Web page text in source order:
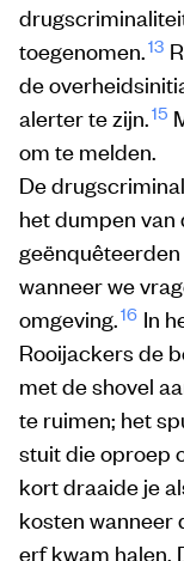
toegenomen.13
de
alerter te zijn.15
om te melden.
De
het dumpen
wanneer we
omgeving.16 In
Rooijackers de
met de shovel
te ruimen; het
stuit die oproep
kort draaide je
kosten wanneer
erf kwam halen.